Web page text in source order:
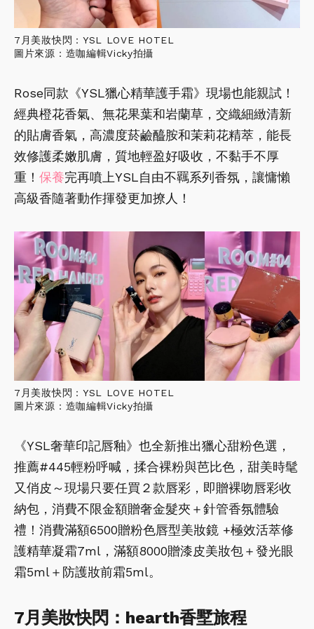
7月美妝快閃：YSL LOVE HOTEL
圖片來源：造咖編輯Vicky拍攝
Rose同款《YSL獵心精華護手霜》現場也能親試！
經典橙花香氣、無花果葉和岩蘭草，交織細緻清新
的貼膚香氣，高濃度菸鹼醯胺和茉莉花精萃，能長
效修護柔嫩肌膚，質地輕盈好吸收，不黏手不厚
重！ 保養完再噴上YSL自由不羈系列香氛，讓慵懶
高級香隨著動作揮發更加撩人！
7月美妝快閃：YSL LOVE HOTEL
圖片來源：造咖編輯Vicky拍攝
《YSL奢華印記唇釉》也全新推出獵心甜粉色選，
推薦#445輕粉呼喊，揉合裸粉與芭比色，甜美時髦
又俏皮～現場只要任買２款唇彩，即贈裸吻唇彩收
納包，消費不限金額贈奢金髮夾＋針管香氛體驗
禮！消費滿額6500贈粉色唇型美妝鏡 +極效活萃修
護精華凝霜7ml，滿額8000贈漆皮美妝包＋發光眼
霜5ml＋防護妝前霜5ml。
7月美妝快閃：hearth香墅旅程